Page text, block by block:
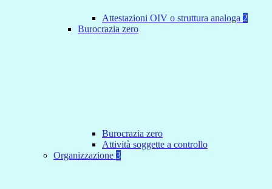
Attestazioni OIV o struttura analoga 2
Burocrazia zero
Burocrazia zero
Attività soggette a controllo
Organizzazione 3